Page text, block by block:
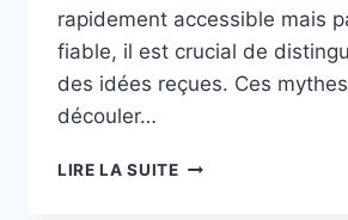
rapidement accessible mais
fiable, il est crucial de
des idées reçues. Ces
découler…
LIRE LA SUITEFAQ